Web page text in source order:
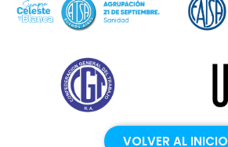
VOLVER AL INICIO